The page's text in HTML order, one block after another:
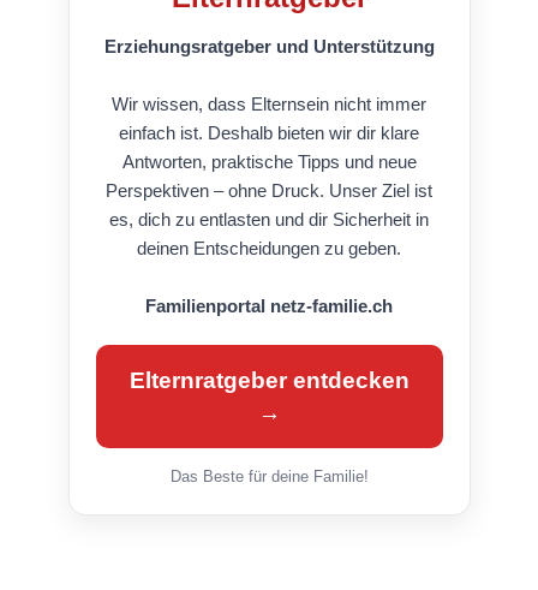
Erziehungsratgeber und Unterstützung
Wir wissen, dass Elternsein nicht immer
einfach ist. Deshalb bieten wir dir klare
Antworten, praktische Tipps und neue
Perspektiven – ohne Druck. Unser Ziel ist
es, dich zu entlasten und dir Sicherheit in
deinen Entscheidungen zu geben.
Familienportal netz-familie.ch
Elternratgeber entdecken
→
Das Beste für deine Familie!